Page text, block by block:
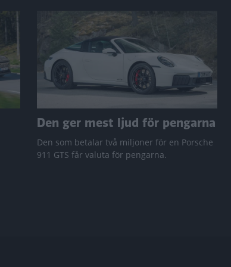
Den ger mest ljud för pengarna
Den som betalar två miljoner för en Porsche
911 GTS får valuta för pengarna.